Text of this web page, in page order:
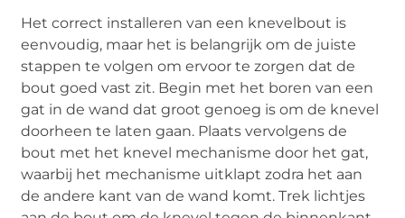
Het correct installeren van een knevelbout is
eenvoudig, maar het is belangrijk om de juiste
stappen te volgen om ervoor te zorgen dat de
bout goed vast zit. Begin met het boren van een
gat in de wand dat groot genoeg is om de knevel
doorheen te laten gaan. Plaats vervolgens de
bout met het knevel mechanisme door het gat,
waarbij het mechanisme uitklapt zodra het aan
de andere kant van de wand komt. Trek lichtjes